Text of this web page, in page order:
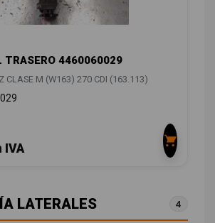
TRASERO 4460060029
CLASE M (W163) 270 CDI (163.113)
IVA
LATERALES 4